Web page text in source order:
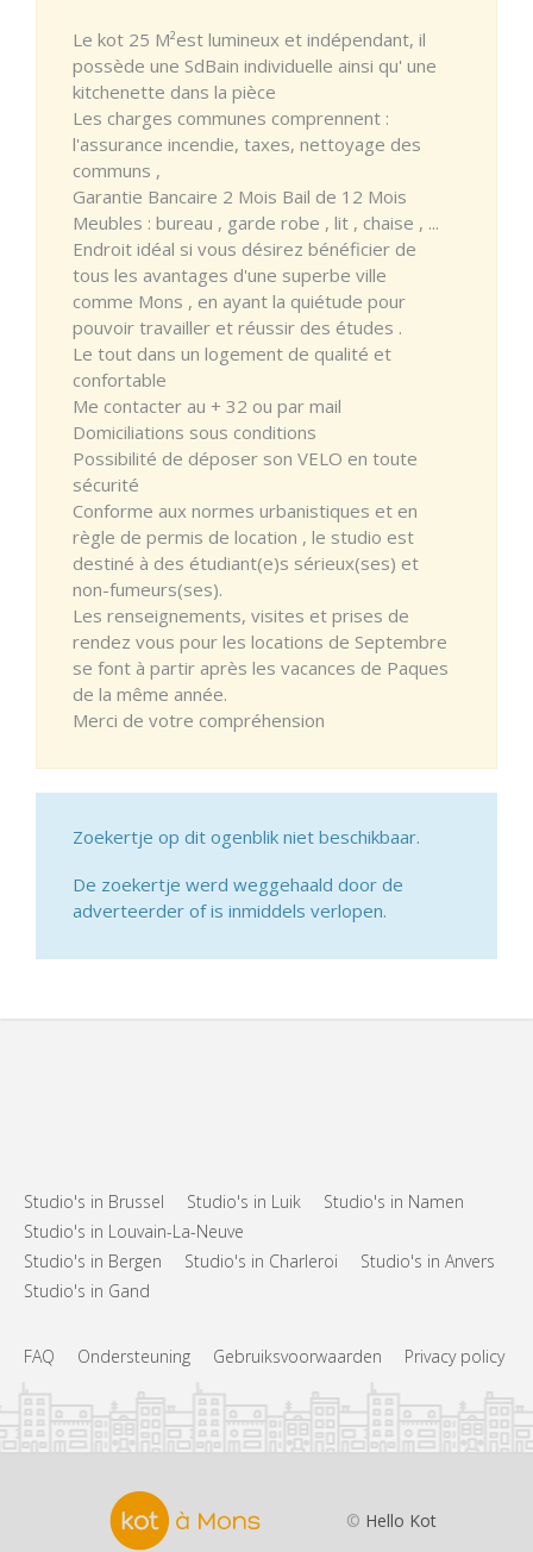
Le kot 25 M²est lumineux et indépendant, il
possède une SdBain individuelle ainsi qu' une
kitchenette dans la pièce
Les charges communes comprennent :
l'assurance incendie, taxes, nettoyage des
communs ,
Garantie Bancaire 2 Mois Bail de 12 Mois
Meubles : bureau , garde robe , lit , chaise , ...
Endroit idéal si vous désirez bénéficier de
tous les avantages d'une superbe ville
comme Mons , en ayant la quiétude pour
pouvoir travailler et réussir des études .
Le tout dans un logement de qualité et
confortable
Me contacter au + 32 ou par mail
Domiciliations sous conditions
Possibilité de déposer son VELO en toute
sécurité
Conforme aux normes urbanistiques et en
règle de permis de location , le studio est
destiné à des étudiant(e)s sérieux(ses) et
non-fumeurs(ses).
Les renseignements, visites et prises de
rendez vous pour les locations de Septembre
se font à partir après les vacances de Paques
de la même année.
Merci de votre compréhension
Zoekertje op dit ogenblik niet beschikbaar.
De zoekertje werd weggehaald door de
adverteerder of is inmiddels verlopen.
Studio's in Brussel Studio's in Luik
Studio's in Namen
Studio's in Louvain-La-Neuve
Studio's in Bergen
Studio's in Charleroi
Studio's in Anvers
Studio's in Gand
FAQ Ondersteuning Gebruiksvoorwaarden Privacy policy
© Hello Kot